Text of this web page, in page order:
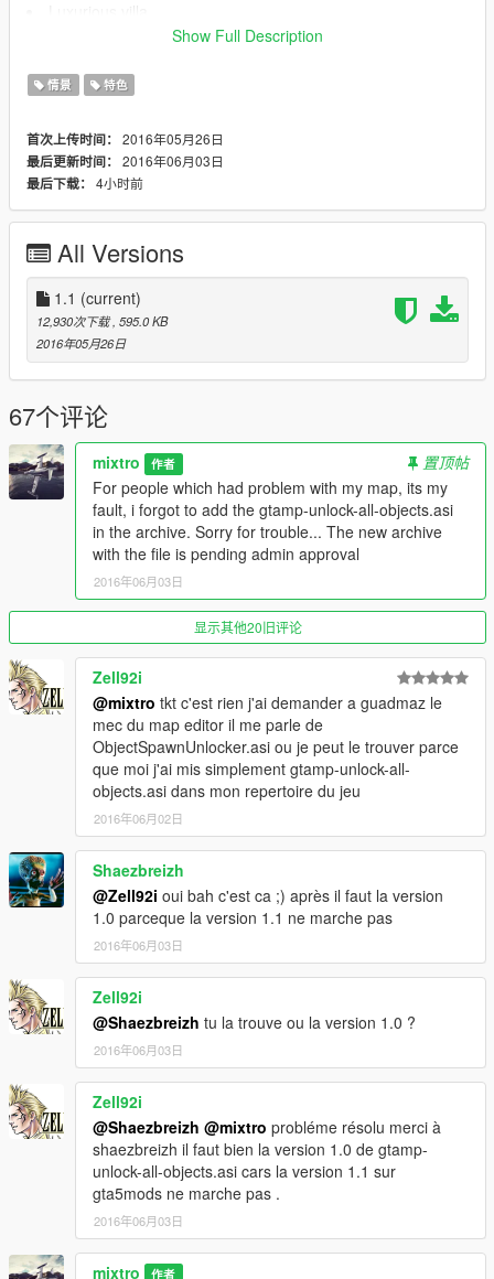
Big beach
Yacht (he is real but empty, just for fun ^^)
I cant' add enough screenshots to show you all stuff...
__________________________________________
Files:
Palomino1.xml ==> 21 pickup, 1271 objects, 0 vehicles, 2 peds,
2 markers
Palomino2.xml ==> 0 pickup, 6 objects, 0 vehicles, 0 peds, 2
markers
Palomino3.xml ==> 0 pickup, 632 objects, 34 vehicles, 27 peds,
2 markers
===> 21 pickup, 1909 objects, 34 vehicles, 29 peds, 8 markers
So if you dont have a good computer the map could not work
__________________________________________
Installation:
PLEASE READ IT CAREFULLY !
To avoid bug, please delete your IvalidObjects.ini (if you
got it) of your GTAV/scripts folder
Install the LAST MapEditor 2.12 by Guadmaz
Click here to download
Copy gtamp-unlock-all-objects.asi in your GTAV main
folder (If you got menyoo installed, you don't need
gtamp-unlock-all-objects.asi) and the "scripts" folder in
you GTAV/scripts folder
Copy the 3 .xml files, to your GTA main folder.
Ingame, just press F7, select "load map", "file chooser",
and load the 3 files in order (palomino1, palomino2 and
finaly palomino3)
Have fun :)
__________________________________________
Corrections:
1.1 :
-Beach enhancement
-bug correction
__________________________________________
All textures collisions are not perfect, on the beach, you can
sink a little. The waves are strange too..
Show Full Description
情景 特色
首次上传时间： 2016年05月26日
最后更新时间： 2016年06月03日
最后下载： 4小时前
All Versions
1.1 (current)
12,930次下载 , 595.0 KB
2016年05月26日
67个评论
mixtro 作者
置顶帖
For people which had problem with my map, its my
fault, i forgot to add the gtamp-unlock-all-objects.asi
in the archive. Sorry for trouble... The new archive
with the file is pending admin approval
2016年06月03日
显示其他20旧评论
Zell92i
@mixtro tkt c'est rien j'ai demander a guadmaz le
mec du map editor il me parle de
ObjectSpawnUnlocker.asi ou je peut le trouver parce
que moi j'ai mis simplement gtamp-unlock-all-
objects.asi dans mon repertoire du jeu
2016年06月02日
Shaezbreizh
@Zell92i oui bah c'est ca ;) après il faut la version
1.0 parceque la version 1.1 ne marche pas
2016年06月03日
Zell92i
@Shaezbreizh tu la trouve ou la version 1.0 ?
2016年06月03日
Zell92i
@Shaezbreizh @mixtro probléme résolu merci à
shaezbreizh il faut bien la version 1.0 de gtamp-
unlock-all-objects.asi cars la version 1.1 sur
gta5mods ne marche pas .
2016年06月03日
mixtro 作者